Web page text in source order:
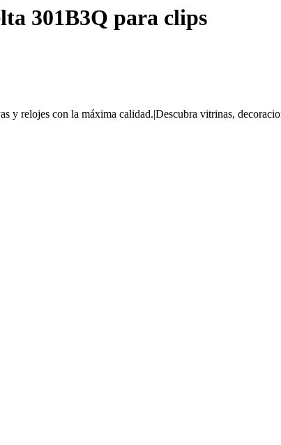
301B3Q para clips
y relojes con la máxima calidad.|Descubra vitrinas,